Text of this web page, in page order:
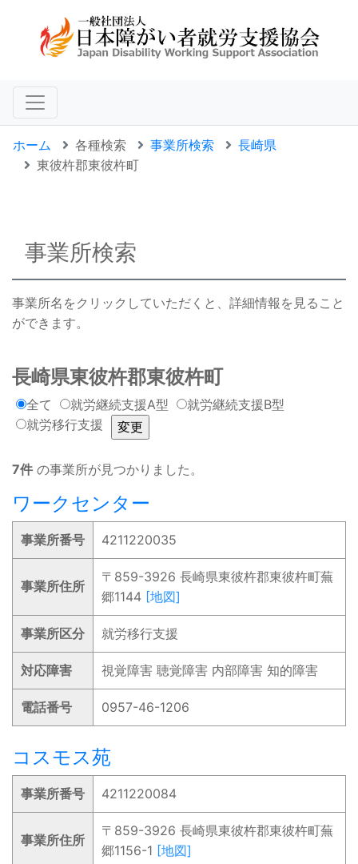
ホーム 各種検索 事業所検索
長崎県
東彼杵郡東彼杵町
事業所検索
事業所名をクリックしていただくと、詳細情報を見ること
ができます。
長崎県東彼杵郡東彼杵町
全て 就労継続支援A型
就労継続支援B型
就労移行支援
7件 の事業所が見つかりました。
ワークセンター
事業所番号 4211220035
事業所住所
〒859-3926 長崎県東彼杵郡東彼杵町蕪
郷1144 [地図]
事業所区分 就労移行支援
対応障害 視覚障害 聴覚障害 内部障害 知的障害
電話番号 0957-46-1206
コスモス苑
事業所番号 4211220084
事業所住所
〒859-3926 長崎県東彼杵郡東彼杵町蕪
郷1156-1 [地図]